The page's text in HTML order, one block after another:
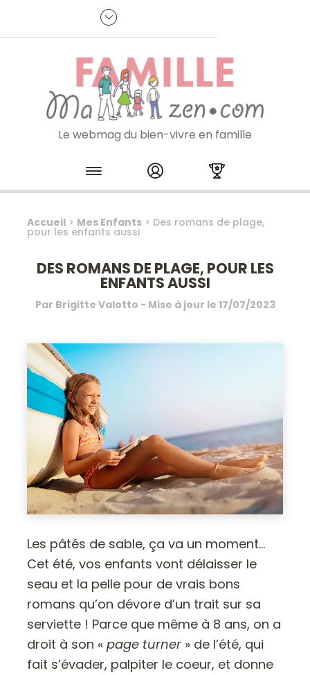
Je m'inscris à la newsletter
Le webmag du bien-vivre en famille
Skip to content
Accueil > Mes Enfants > Des romans de plage,
pour les enfants aussi
DES ROMANS DE PLAGE, POUR LES
ENFANTS AUSSI
Par Brigitte Valotto - Mise à jour le 17/07/2023
Les pâtés de sable, ça va un moment…
Cet été, vos enfants vont délaisser le
seau et la pelle pour de vrais bons
romans qu’on dévore d’un trait sur sa
serviette ! Parce que même à 8 ans, on a
droit à son «page turner » de l’été, qui
fait s’évader, palpiter le coeur, et donne
Panneau de gestion des cookies